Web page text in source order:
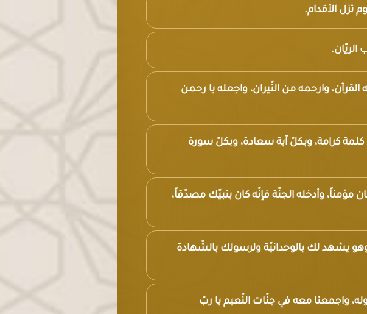
تزل الأقدام.
الريّان.
وارحمه من النّيران، واجعله يا رحمن
كلمة كرامة، وبكلّ اّية سعادة، وبكلّ سورة
مؤمناً، وأدخله الجنّة فإنّه كان بنبيّك مصدّقاً،
يشهد لك بالوحدانيّة ولرسولك بالشّهادة
وله، واجمعنا معه في جنّات النّعيم يا ربّ